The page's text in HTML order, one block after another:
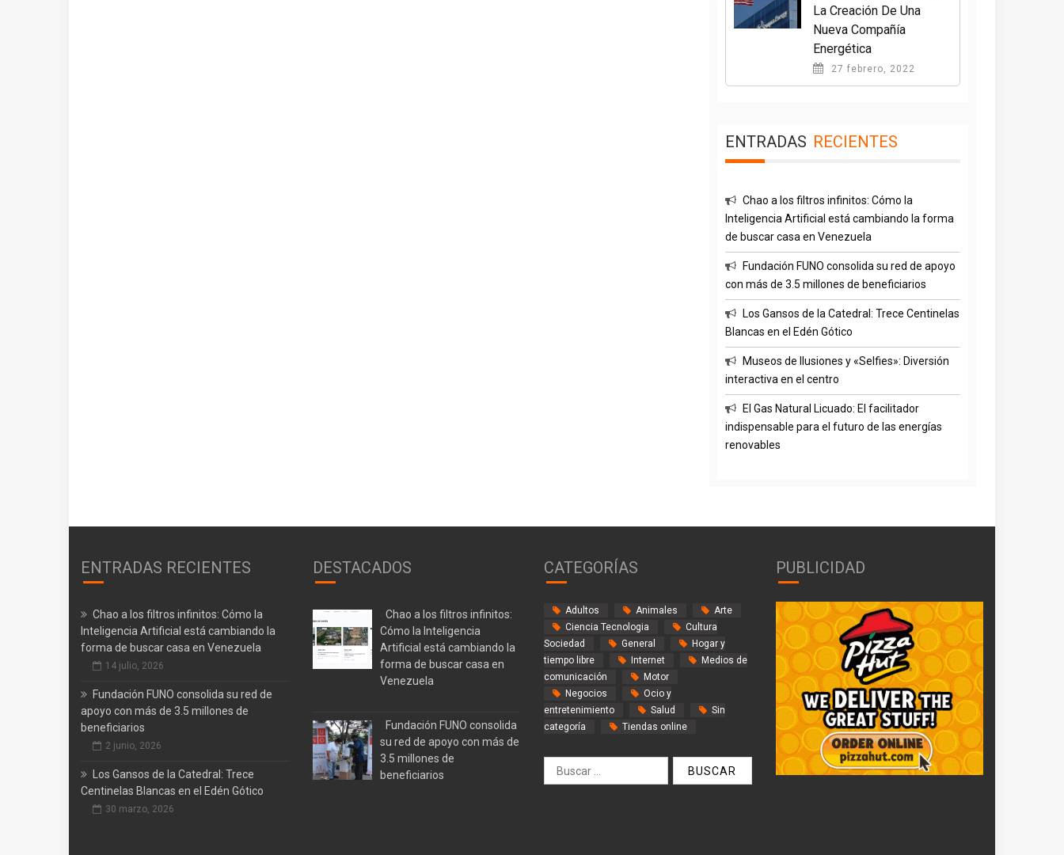
La Creación De Una
Nueva Compañía
Energética
27 febrero, 2022
ENTRADAS RECIENTES
Chao a los filtros infinitos: Cómo la
Inteligencia Artificial está cambiando la forma
de buscar casa en Venezuela
Fundación FUNO consolida su red de apoyo
con más de 3.5 millones de beneficiarios
Los Gansos de la Catedral: Trece Centinelas
Blancas en el Edén Gótico
Museos de Ilusiones y «Selfies»: Diversión
interactiva en el centro
El Gas Natural Licuado: El facilitador
indispensable para el futuro de las energías
renovables
ENTRADAS RECIENTES
Chao a los filtros infinitos: Cómo la
Inteligencia Artificial está cambiando la
forma de buscar casa en Venezuela
14 julio, 2026
Fundación FUNO consolida su red de
apoyo con más de 3.5 millones de
beneficiarios
2 junio, 2026
Los Gansos de la Catedral: Trece
Centinelas Blancas en el Edén Gótico
30 marzo, 2026
DESTACADOS
Chao a los filtros infinitos:
Cómo la Inteligencia
Artificial está cambiando la
forma de buscar casa en
Venezuela
Fundación FUNO consolida
su red de apoyo con más de
3.5 millones de
beneficiarios
CATEGORÍAS
Adultos Animales
Arte
Ciencia Tecnologia
Cultura
Sociedad
General
Hogar y
tiempo libre
Internet
Medios de
comunicación
Motor
Negocios
Ocio y
entretenimiento
Salud
Sin
categoría
Tiendas online
Buscar:
PUBLICIDAD